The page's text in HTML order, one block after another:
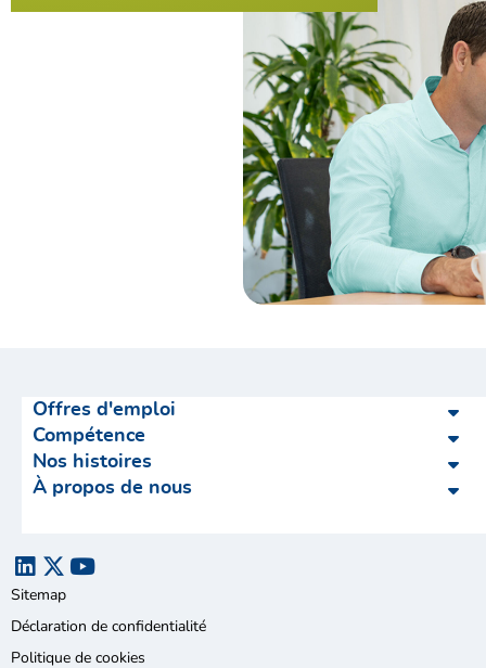
Offres d'emploi
Compétence
Nos histoires
À propos de nous
Sitemap
Déclaration de confidentialité
Politique de cookies